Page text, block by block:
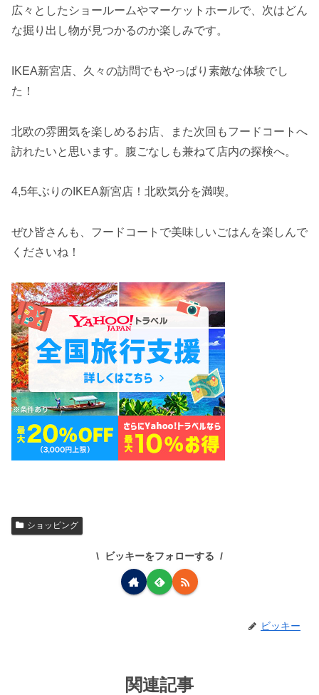
広々としたショールームやマーケットホールで、次はどん
な掘り出し物が見つかるのか楽しみです。
IKEA新宮店、久々の訪問でもやっぱり素敵な体験でし
た！
北欧の雰囲気を楽しめるお店、また次回もフードコートへ
訪れたいと思います。腹ごなしも兼ねて店内の探検へ。
4,5年ぶりのIKEA新宮店！北欧気分を満喫。
ぜひ皆さんも、フードコートで美味しいごはんを楽しんで
くださいね！
ショッピング
ビッキーをフォローする
ビッキー
関連記事